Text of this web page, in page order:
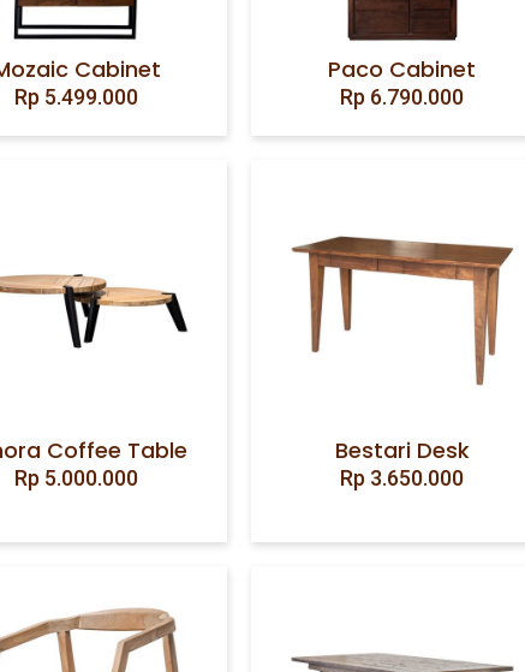
Cabinet
Rp 5.499.000
Paco Cabinet
Rp 6.790.000
Coffee Table
Rp 5.000.000
Bestari Desk
Rp 3.650.000